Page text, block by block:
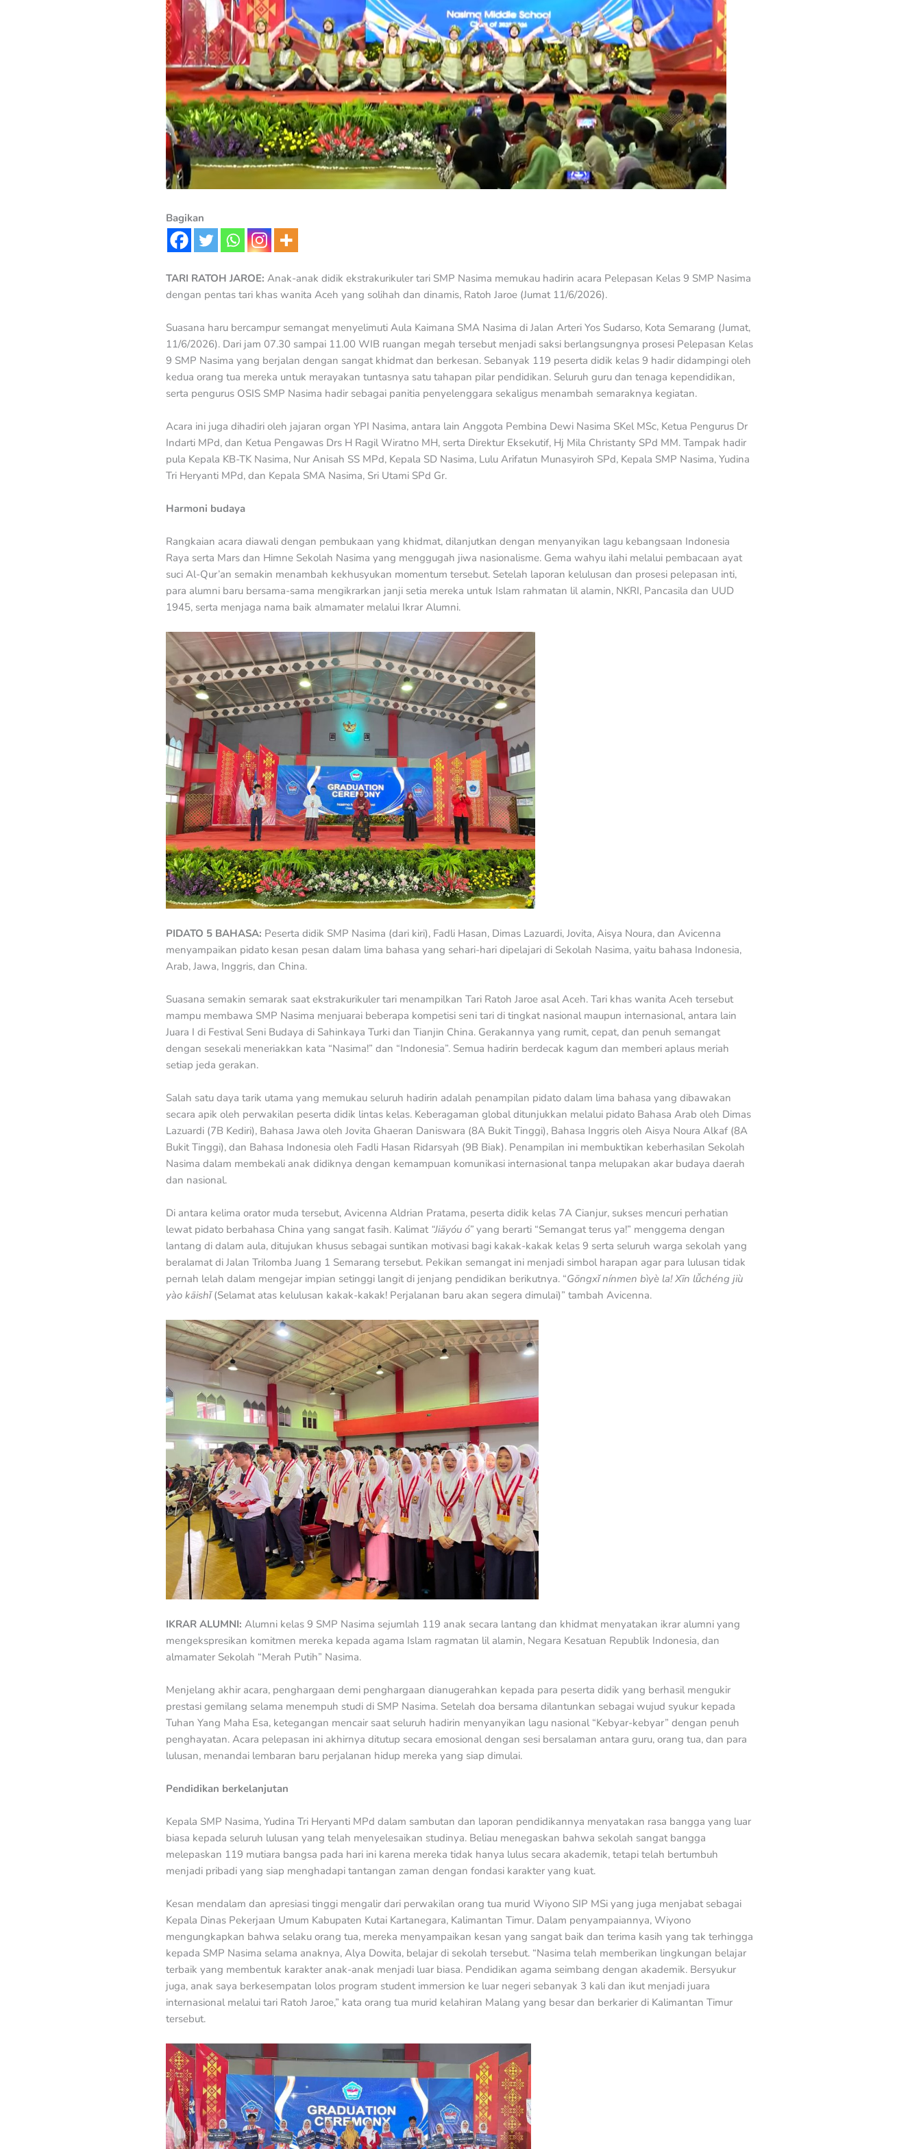
Bagikan
TARI RATOH JAROE: Anak-anak didik ekstrakurikuler tari SMP Nasima memukau hadirin acara Pelepasan Kelas 9 SMP Nasima
dengan pentas tari khas wanita Aceh yang solihah dan dinamis, Ratoh Jaroe (Jumat 11/6/2026).
Suasana haru bercampur semangat menyelimuti Aula Kaimana SMA Nasima di Jalan Arteri Yos Sudarso, Kota Semarang (Jumat,
11/6/2026). Dari jam 07.30 sampai 11.00 WIB ruangan megah tersebut menjadi saksi berlangsungnya prosesi Pelepasan Kelas
9 SMP Nasima yang berjalan dengan sangat khidmat dan berkesan. Sebanyak 119 peserta didik kelas 9 hadir didampingi oleh
kedua orang tua mereka untuk merayakan tuntasnya satu tahapan pilar pendidikan. Seluruh guru dan tenaga kependidikan,
serta pengurus OSIS SMP Nasima hadir sebagai panitia penyelenggara sekaligus menambah semaraknya kegiatan.
Acara ini juga dihadiri oleh jajaran organ YPI Nasima, antara lain Anggota Pembina Dewi Nasima SKel MSc, Ketua Pengurus Dr
Indarti MPd, dan Ketua Pengawas Drs H Ragil Wiratno MH, serta Direktur Eksekutif, Hj Mila Christanty SPd MM. Tampak hadir
pula Kepala KB-TK Nasima, Nur Anisah SS MPd, Kepala SD Nasima, Lulu Arifatun Munasyiroh SPd, Kepala SMP Nasima, Yudina
Tri Heryanti MPd, dan Kepala SMA Nasima, Sri Utami SPd Gr.
Harmoni budaya
Rangkaian acara diawali dengan pembukaan yang khidmat, dilanjutkan dengan menyanyikan lagu kebangsaan Indonesia
Raya serta Mars dan Himne Sekolah Nasima yang menggugah jiwa nasionalisme. Gema wahyu ilahi melalui pembacaan ayat
suci Al-Qur’an semakin menambah kekhusyukan momentum tersebut. Setelah laporan kelulusan dan prosesi pelepasan inti,
para alumni baru bersama-sama mengikrarkan janji setia mereka untuk Islam rahmatan lil alamin, NKRI, Pancasila dan UUD
1945, serta menjaga nama baik almamater melalui Ikrar Alumni.
PIDATO 5 BAHASA: Peserta didik SMP Nasima (dari kiri), Fadli Hasan, Dimas Lazuardi, Jovita, Aisya Noura, dan Avicenna
menyampaikan pidato kesan pesan dalam lima bahasa yang sehari-hari dipelajari di Sekolah Nasima, yaitu bahasa Indonesia,
Arab, Jawa, Inggris, dan China.
Suasana semakin semarak saat ekstrakurikuler tari menampilkan Tari Ratoh Jaroe asal Aceh. Tari khas wanita Aceh tersebut
mampu membawa SMP Nasima menjuarai beberapa kompetisi seni tari di tingkat nasional maupun internasional, antara lain
Juara I di Festival Seni Budaya di Sahinkaya Turki dan Tianjin China. Gerakannya yang rumit, cepat, dan penuh semangat
dengan sesekali meneriakkan kata “Nasima!” dan “Indonesia”. Semua hadirin berdecak kagum dan memberi aplaus meriah
setiap jeda gerakan.
Salah satu daya tarik utama yang memukau seluruh hadirin adalah penampilan pidato dalam lima bahasa yang dibawakan
secara apik oleh perwakilan peserta didik lintas kelas. Keberagaman global ditunjukkan melalui pidato Bahasa Arab oleh Dimas
Lazuardi (7B Kediri), Bahasa Jawa oleh Jovita Ghaeran Daniswara (8A Bukit Tinggi), Bahasa Inggris oleh Aisya Noura Alkaf (8A
Bukit Tinggi), dan Bahasa Indonesia oleh Fadli Hasan Ridarsyah (9B Biak). Penampilan ini membuktikan keberhasilan Sekolah
Nasima dalam membekali anak didiknya dengan kemampuan komunikasi internasional tanpa melupakan akar budaya daerah
dan nasional.
Di antara kelima orator muda tersebut, Avicenna Aldrian Pratama, peserta didik kelas 7A Cianjur, sukses mencuri perhatian
lewat pidato berbahasa China yang sangat fasih. Kalimat “Jiāyóu ó” yang berarti “Semangat terus ya!” menggema dengan
lantang di dalam aula, ditujukan khusus sebagai suntikan motivasi bagi kakak-kakak kelas 9 serta seluruh warga sekolah yang
beralamat di Jalan Trilomba Juang 1 Semarang tersebut. Pekikan semangat ini menjadi simbol harapan agar para lulusan tidak
pernah lelah dalam mengejar impian setinggi langit di jenjang pendidikan berikutnya. “Gōngxǐ nínmen bìyè la! Xīn lǚchéng jiù
yào kāishǐ(Selamat atas kelulusan kakak-kakak! Perjalanan baru akan segera dimulai)” tambah Avicenna.
IKRAR ALUMNI: Alumni kelas 9 SMP Nasima sejumlah 119 anak secara lantang dan khidmat menyatakan ikrar alumni yang
mengekspresikan komitmen mereka kepada agama Islam ragmatan lil alamin, Negara Kesatuan Republik Indonesia, dan
almamater Sekolah “Merah Putih” Nasima.
Menjelang akhir acara, penghargaan demi penghargaan dianugerahkan kepada para peserta didik yang berhasil mengukir
prestasi gemilang selama menempuh studi di SMP Nasima. Setelah doa bersama dilantunkan sebagai wujud syukur kepada
Tuhan Yang Maha Esa, ketegangan mencair saat seluruh hadirin menyanyikan lagu nasional “Kebyar-kebyar” dengan penuh
penghayatan. Acara pelepasan ini akhirnya ditutup secara emosional dengan sesi bersalaman antara guru, orang tua, dan para
lulusan, menandai lembaran baru perjalanan hidup mereka yang siap dimulai.
Pendidikan berkelanjutan
Kepala SMP Nasima, Yudina Tri Heryanti MPd dalam sambutan dan laporan pendidikannya menyatakan rasa bangga yang luar
biasa kepada seluruh lulusan yang telah menyelesaikan studinya. Beliau menegaskan bahwa sekolah sangat bangga
melepaskan 119 mutiara bangsa pada hari ini karena mereka tidak hanya lulus secara akademik, tetapi telah bertumbuh
menjadi pribadi yang siap menghadapi tantangan zaman dengan fondasi karakter yang kuat.
Kesan mendalam dan apresiasi tinggi mengalir dari perwakilan orang tua murid Wiyono SIP MSi yang juga menjabat sebagai
Kepala Dinas Pekerjaan Umum Kabupaten Kutai Kartanegara, Kalimantan Timur. Dalam penyampaiannya, Wiyono
mengungkapkan bahwa selaku orang tua, mereka menyampaikan kesan yang sangat baik dan terima kasih yang tak terhingga
kepada SMP Nasima selama anaknya, Alya Dowita, belajar di sekolah tersebut. “Nasima telah memberikan lingkungan belajar
terbaik yang membentuk karakter anak-anak menjadi luar biasa. Pendidikan agama seimbang dengan akademik. Bersyukur
juga, anak saya berkesempatan lolos program student immersion ke luar negeri sebanyak 3 kali dan ikut menjadi juara
internasional melalui tari Ratoh Jaroe,” kata orang tua murid kelahiran Malang yang besar dan berkarier di Kalimantan Timur
tersebut.